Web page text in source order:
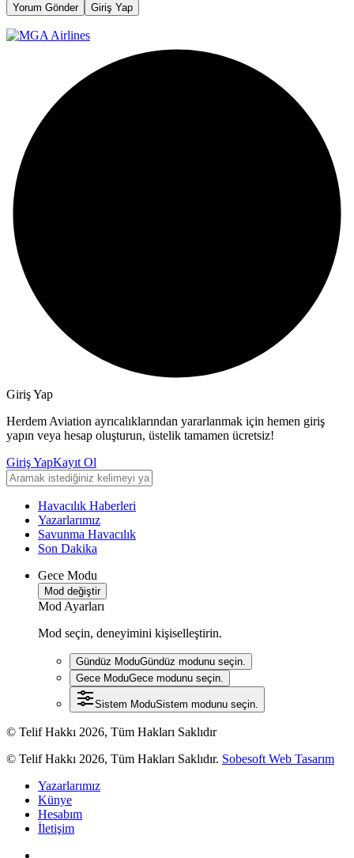
Yorum Gönder Giriş Yap
Giriş Yap
Herdem Aviation ayrıcalıklarından yararlanmak için hemen giriş
yapın veya hesap oluşturun, üstelik tamamen ücretsiz!
Giriş YapKayıt Ol
Havacılık Haberleri
Yazarlarımız
Savunma Havacılık
Son Dakika
Gece Modu
Mod değiştir
Mod Ayarları
Mod seçin, deneyimini kişiselleştirin.
Gündüz ModuGündüz modunu seçin.
Gece ModuGece modunu seçin.
Sistem ModuSistem modunu seçin.
© Telif Hakkı 2026, Tüm Hakları Saklıdır
© Telif Hakkı 2026, Tüm Hakları Saklıdır. Sobesoft Web Tasarım
Yazarlarımız
Künye
Hesabım
İletişim